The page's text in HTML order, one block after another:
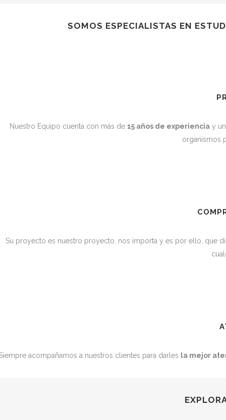
SOMOS ESPECIALISTAS EN
Nuestro Equipo cuenta con más de 15 años de experienciay
organismos
Su proyecto es nuestro proyecto, nos importa y es por ello, que
acompañamos a nuestros clientes para darles la mejor